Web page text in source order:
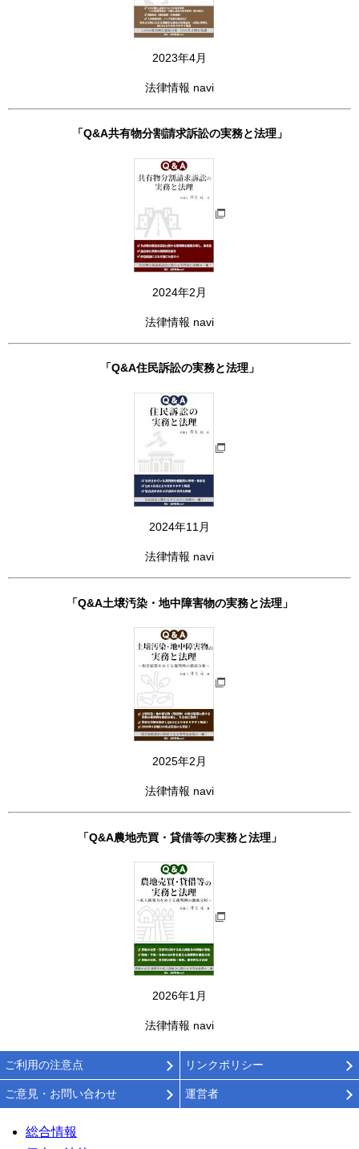
2023年4月
法律情報 navi
「Q&A共有物分割請求訴訟の実務と法理」
2024年2月
法律情報 navi
「Q&A住民訴訟の実務と法理」
2024年11月
法律情報 navi
「Q&A土壌汚染・地中障害物の実務と法理」
2025年2月
法律情報 navi
「Q&A農地売買・貸借等の実務と法理」
2026年1月
法律情報 navi
ご利用の注意点 リンクポリシー
ご意見・お問い合わせ 運営者
総合情報